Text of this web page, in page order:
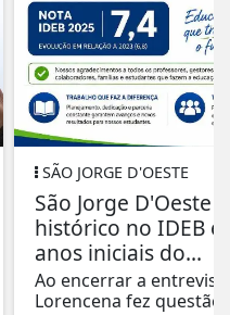
avanço
nota 7,4 nos
secretária Neide
que o...